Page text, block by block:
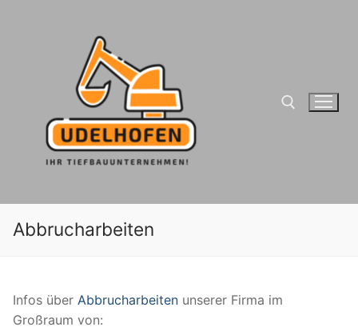
Suchen nach:
Abbrucharbeiten
Infos über Abbrucharbeiten unserer Firma im
Großraum von: